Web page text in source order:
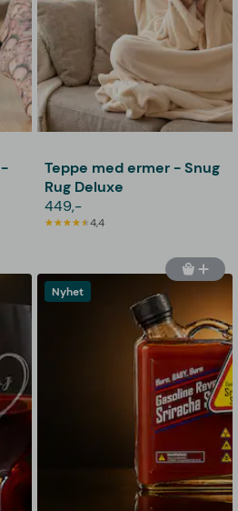
Teppe med ermer - Snug
Rug Deluxe
449,-
4,4
Nyhet